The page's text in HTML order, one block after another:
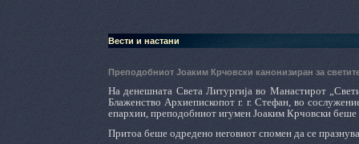
Вести и настани
Преподобниот Јоаким Крчовски канонизиран за
На денешната Света Литургија во Манастирот
Блаженство Архиепископот г. г. Стефан, во
епархии, преподобниот игумен Јоаким Крчовски
Притоа беше одредено неговиот спомен да се